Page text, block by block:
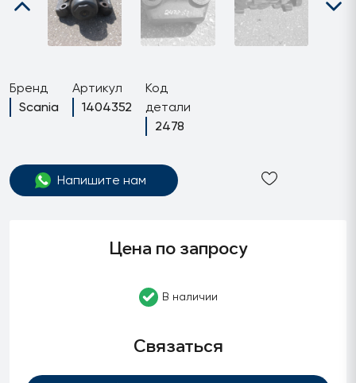
Бренд
Scania
Артикул
1404352
Код
детали
2478
Напишите нам
Цена по запросу
В наличии
Связаться